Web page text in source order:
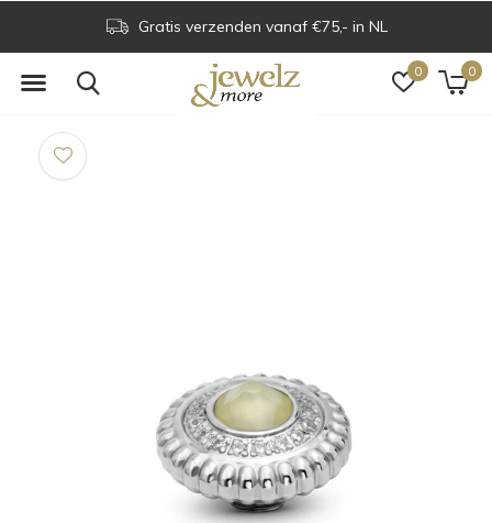
0 0
Gratis verzenden vanaf €75,- in NL